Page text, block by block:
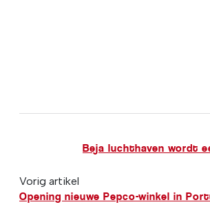
Beja luchthaven wordt
Vorig artikel
Opening nieuwe Pepco-winkel in